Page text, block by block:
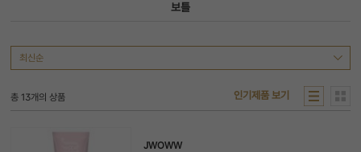
보틀
총 13개의 상품 인기제품 보기
JWOWW